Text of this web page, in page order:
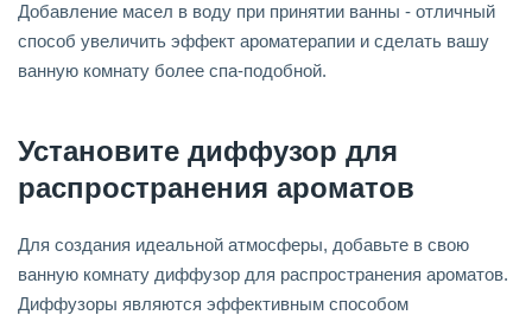
Добавление масел в воду при принятии ванны - отличный
способ увеличить эффект ароматерапии и сделать вашу
ванную комнату более спа-подобной.
Установите диффузор для
распространения ароматов
Для создания идеальной атмосферы, добавьте в свою
ванную комнату диффузор для распространения ароматов.
Диффузоры являются эффективным способом